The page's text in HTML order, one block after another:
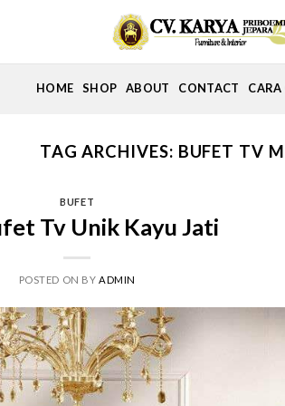
HOME SHOP ABOUT CONTACT CARA
TAG ARCHIVES: BUFET TV
BUFET
Tv Unik Kayu Jati
POSTED ON BY ADMIN